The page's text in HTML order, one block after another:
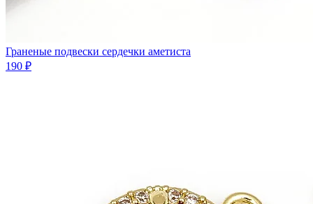
Граненые подвески сердечки аметиста
190 ₽